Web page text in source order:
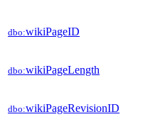
dbo:wikiPageID
dbo:wikiPageLength
dbo:wikiPageRevisionID